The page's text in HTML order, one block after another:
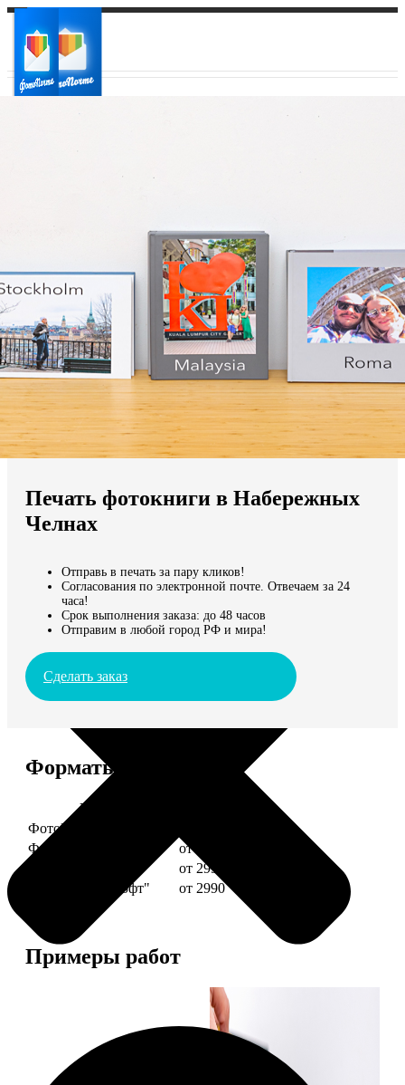
Мы доставляем по всему миру
Продолжить без города
Печать фотокниги в Набережных
Челнах
Отправь в печать за пару кликов!
Согласования по электронной почте. Отвечаем за 24
часа!
Срок выполнения заказа: до 48 часов
Отправим в любой город РФ и мира!
Сделать заказ
Форматы и цены
Услуга
ФотоКниги "Премиум"
ФотоКниги "Слим"
от 1290
ФотоКниги "Лайт"
от 2990
ФотоКниги "Софт"
от 2990
Примеры работ